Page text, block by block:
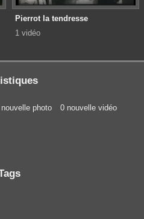
Pierrot la tendresse
1 vidéo
photo 0 nouvelle vidéo